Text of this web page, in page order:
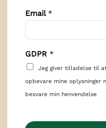
Email *
*
E
m
a
l
GDPR *
Jeg giver tilladelse til
opbevare mine oplysninger
besvare min henvendelse